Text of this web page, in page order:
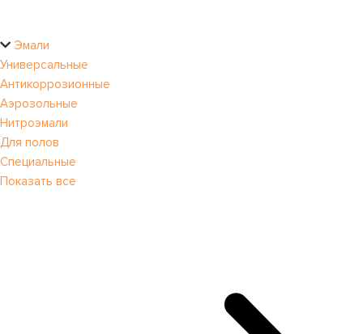
Эмали
Универсальные
Антикоррозионные
Аэрозольные
Нитроэмали
Для полов
Специальные
Показать все